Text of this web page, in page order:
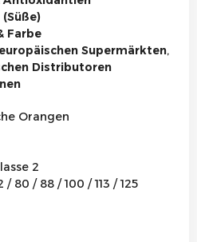
Farbe
europäischen Supermärkten,
Distributoren
Orangen
2
80 / 88 / 100 / 113 / 125